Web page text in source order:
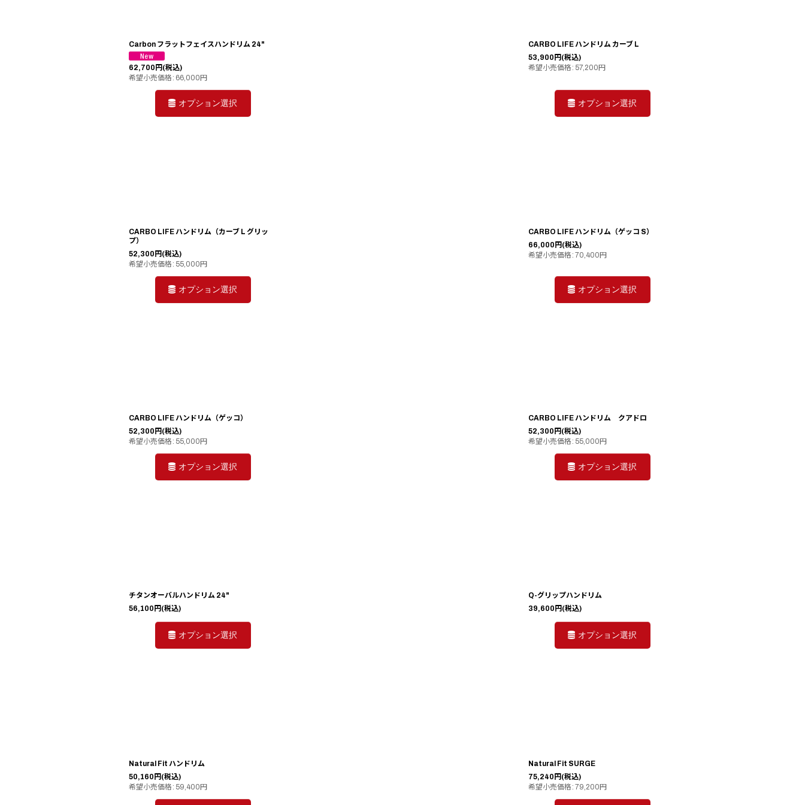
Carbon フラットフェイスハンドリム 24"
62,700 円 (税込)
希望小売価格 : 66,000 円
オプション選択
CARBO LIFE ハンドリム カーブ L
53,900 円 (税込)
希望小売価格 : 57,200 円
オプション選択
CARBO LIFE ハンドリム（カーブ L グリッ
プ）
52,300 円 (税込)
希望小売価格 : 55,000 円
オプション選択
CARBO LIFE ハンドリム（ゲッコ S）
66,000 円 (税込)
希望小売価格 : 70,400 円
オプション選択
CARBO LIFE ハンドリム（ゲッコ）
52,300 円 (税込)
希望小売価格 : 55,000 円
オプション選択
CARBO LIFE ハンドリム クアドロ
52,300 円 (税込)
希望小売価格 : 55,000 円
オプション選択
チタンオーバルハンドリム 24"
56,100 円 (税込)
オプション選択
Q-グリップハンドリム
39,600 円 (税込)
オプション選択
Natural Fit ハンドリム
50,160 円 (税込)
希望小売価格 : 59,400 円
Natural Fit SURGE
75,240 円 (税込)
希望小売価格 : 79,200 円